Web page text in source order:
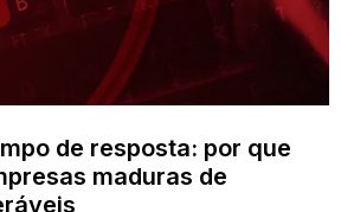
de resposta: por que
maduras de